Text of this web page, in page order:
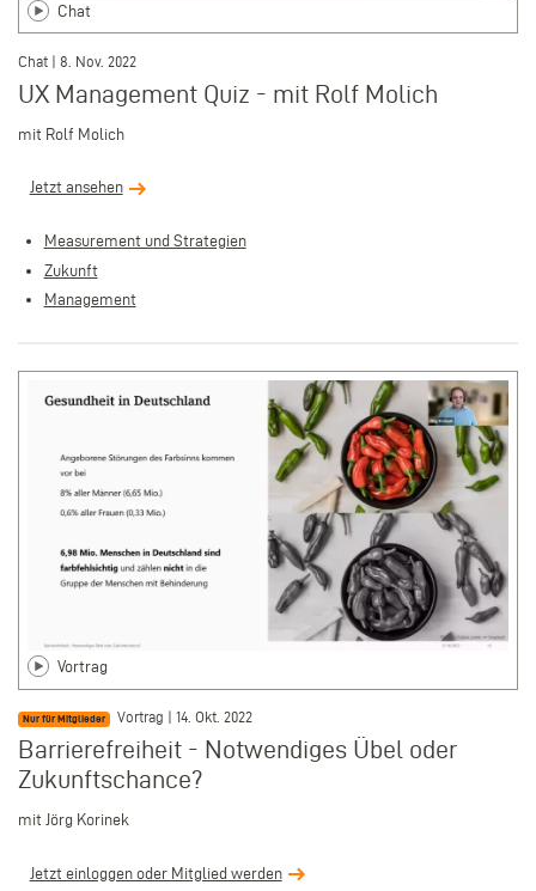
Chat
Chat | 8. Nov. 2022
UX Management Quiz - mit Rolf Molich
mit Rolf Molich
Jetzt ansehen
Measurement und Strategien
Zukunft
Management
Vortrag
Nur für Mitglieder Vortrag | 14. Okt. 2022
Barrierefreiheit - Notwendiges Übel oder
Zukunftschance?
mit Jörg Korinek
Jetzt einloggen oder Mitglied werden